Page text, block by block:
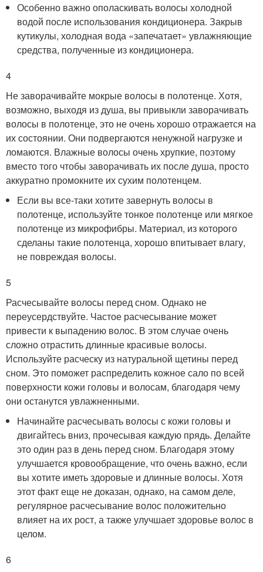
Особенно важно ополаскивать волосы холодной
водой после использования кондиционера. Закрыв
кутикулы, холодная вода «запечатает» увлажняющие
средства, полученные из кондиционера.
4
Не заворачивайте мокрые волосы в полотенце. Хотя,
возможно, выходя из душа, вы привыкли заворачивать
волосы в полотенце, это не очень хорошо отражается на
их состоянии. Они подвергаются ненужной нагрузке и
ломаются. Влажные волосы очень хрупкие, поэтому
вместо того чтобы заворачивать их после душа, просто
аккуратно промокните их сухим полотенцем.
Если вы все-таки хотите завернуть волосы в
полотенце, используйте тонкое полотенце или мягкое
полотенце из микрофибры. Материал, из которого
сделаны такие полотенца, хорошо впитывает влагу,
не повреждая волосы.
5
Расчесывайте волосы перед сном. Однако не
переусердствуйте. Частое расчесывание может
привести к выпадению волос. В этом случае очень
сложно отрастить длинные красивые волосы.
Используйте расческу из натуральной щетины перед
сном. Это поможет распределить кожное сало по всей
поверхности кожи головы и волосам, благодаря чему
они останутся увлажненными.
Начинайте расчесывать волосы с кожи головы и
двигайтесь вниз, прочесывая каждую прядь. Делайте
это один раз в день перед сном. Благодаря этому
улучшается кровообращение, что очень важно, если
вы хотите иметь здоровые и длинные волосы. Хотя
этот факт еще не доказан, однако, на самом деле,
регулярное расчесывание волос положительно
влияет на их рост, а также улучшает здоровье волос в
целом.
6